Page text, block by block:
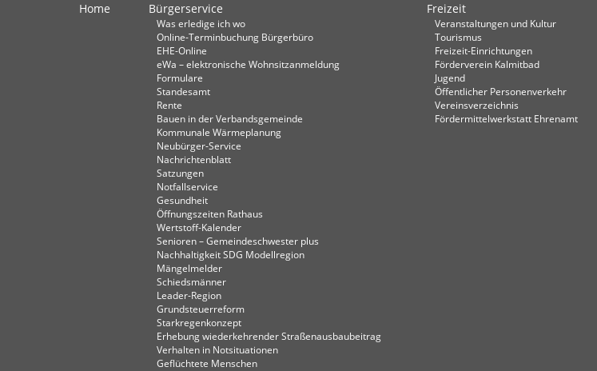
Home Bürgerservice
Was erledige ich wo
Online-Terminbuchung Bürgerbüro
EHE-Online
eWa – elektronische Wohnsitzanmeldung
Formulare
Standesamt
Rente
Bauen in der Verbandsgemeinde
Kommunale Wärmeplanung
Neubürger-Service
Nachrichtenblatt
Satzungen
Notfallservice
Gesundheit
Öffnungszeiten Rathaus
Wertstoff-Kalender
Senioren – Gemeindeschwester plus
Nachhaltigkeit SDG Modellregion
Mängelmelder
Schiedsmänner
Leader-Region
Grundsteuerreform
Starkregenkonzept
Erhebung wiederkehrender Straßenausbaubeitrag
Verhalten in Not­situationen
Geflüchtete Menschen
Freizeit
Veranstaltungen und Kultur
Tourismus
Freizeit-Einrichtungen
Förderverein Kalmitbad
Jugend
Öffentlicher Personenverkehr
Vereinsverzeichnis
Fördermittelwerkstatt Ehrenamt